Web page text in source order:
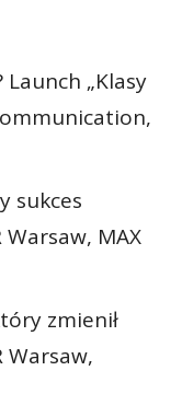
Launch „Klasy
sukces
MAX
zmienił
Warsaw,